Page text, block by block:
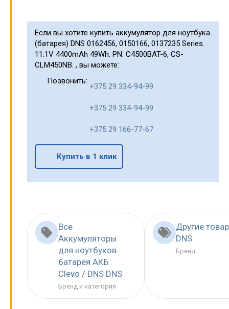
Если вы хотите купить аккумулятор для ноутбука
(батарея) DNS 0162456, 0150166, 0137235 Series.
11.1V 4400mAh 49Wh. PN: C4500BAT-6, CS-
CLM450NB. , вы можете:
Позвонить:
+375 29 334-94-99
+375 29 334-94-99
+375 29 166-77-67
Купить в 1 клик
Все
Аккумуляторы
для ноутбуков
батарея АКБ
Clevo / DNS DNS
Бренд и категория
Другие
DNS
Бренд